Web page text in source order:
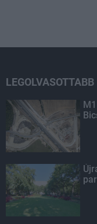
LEGOLVASOTTABB